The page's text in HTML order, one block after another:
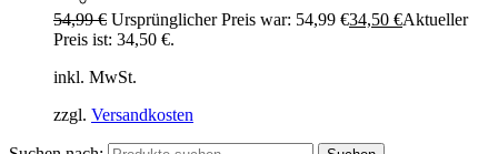
54,99€ Ursprünglicher Preis war: 54,99 €34,50 €Aktueller
Preis ist: 34,50 €.
inkl. MwSt.
zzgl. Versandkosten